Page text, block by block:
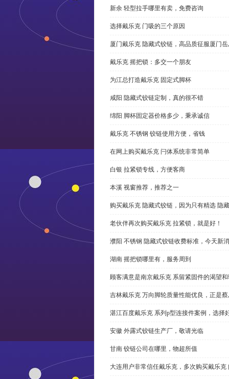
新余 轻型拉手哪里有卖，免费咨询
选择戴乐克 门吸的三个原因
厦门戴乐克 隐藏式铰链，高品质征服厦门
戴乐克 摇把锁：多交一个朋友
为江总打造戴乐克 固定式脚杯
咸阳 隐藏式铰链定制，真的很不错
绵阳 脚杯固定器价格多少，秉承诚信
戴乐克 不锈钢 铰链使用方便，省钱
在网上购买戴乐克 闩体系统非常简单
白银 拉紧锁专线，方便客商
本溪 视窗推荐，推荐之一
购买戴乐克 隐藏式铰链，因为只有精选 隐
老伙伴再次购买戴乐克 拉紧锁，就是好！
濮阳 不锈钢 隐藏式铰链收费标准，今天新
湖南 摇把锁哪里有，服务周到
顾客满意是南京戴乐克 系留紧固件的渴望
吉林戴乐克 万向脚轮质量性能优良，正是
湛江百度戴乐克 系列p型连接件案例，选择
安徽 外露式铰链生产厂，敬请光临
甘南 铰链公司在哪里，物超所值
大连用户非常信任戴乐克，多次购买戴乐克